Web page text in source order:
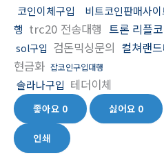
코인이체구입 비트코인판매사이
행 trc20 전송대행 트론 리플
sol구입 검돈믹싱문의 컬쳐랜
현금화 잡코인구입대행
솔라나구입 테더이체
좋아요 0 싫어요 0
인쇄